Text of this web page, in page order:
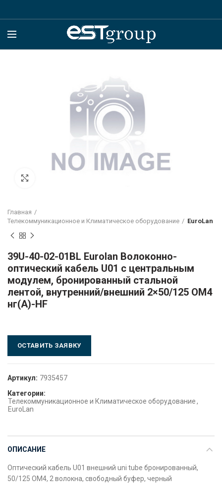
Главная
Телекоммуникационное и Климатическое оборудование
EuroLan
39U-40-02-01BL Eurolan Волоконно-
оптический кабель U01 с центральным
модулем, бронированный стальной
лентой, внутренний/внешний 2×50/125 OM4
нг(А)-HF
ОСТАВИТЬ ЗАЯВКУ
Артикул: 7935457
Категории:
Телекоммуникационное и Климатическое оборудование,
EuroLan
ОПИСАНИЕ
Оптический кабель U01 внешний uni tube бронированный,
50/125 OM4, 2 волокна, свободный буфер, черный